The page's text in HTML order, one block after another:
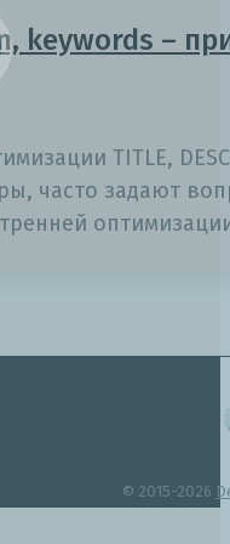
keywords –
TITLE,
часто задают
© 2015-2026